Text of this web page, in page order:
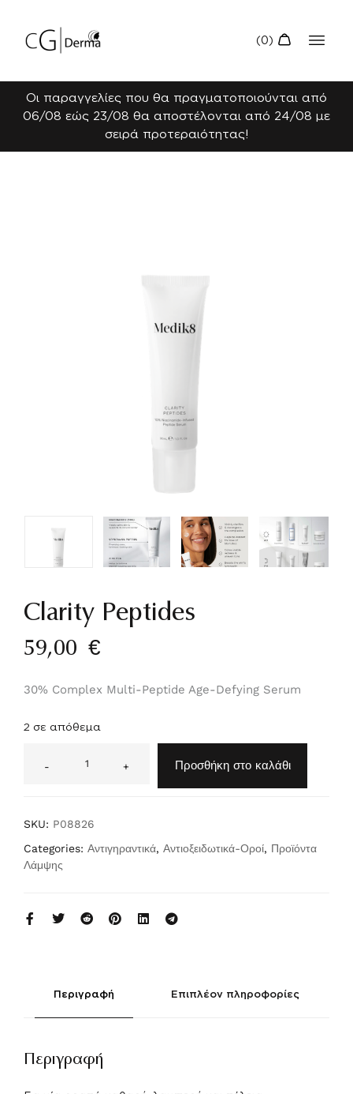
Οι παραγγελίες που θα πραγματοποιούνται από
06/08 εώς 23/08 θα αποστέλονται από 24/08 με
σειρά προτεραιότητας!
Clarity Peptides
59,00 €
30% Complex Multi-Peptide Age-Defying Serum
2 σε απόθεμα
+
- Προσθήκη στο καλάθι
e:
SKU: P08826
Categories: Αντιγηραντικά, Αντιοξειδωτικά-Οροί, Προϊόντα
Λάμψης
Περιγραφή Επιπλέον πληροφορίες
Περιγραφή